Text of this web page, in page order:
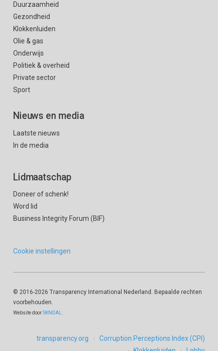
Duurzaamheid
Gezondheid
Klokkenluiden
Olie & gas
Onderwijs
Politiek & overheid
Private sector
Sport
Nieuws en media
Laatste nieuws
In de media
Lidmaatschap
Doneer of schenk!
Word lid
Business Integrity Forum (BIF)
Cookie instellingen
© 2016-2026 Transparency International Nederland. Bepaalde rechten
voorbehouden.
Website doorSKNDAL.
transparency.org
Corruption Perceptions Index (CPI)